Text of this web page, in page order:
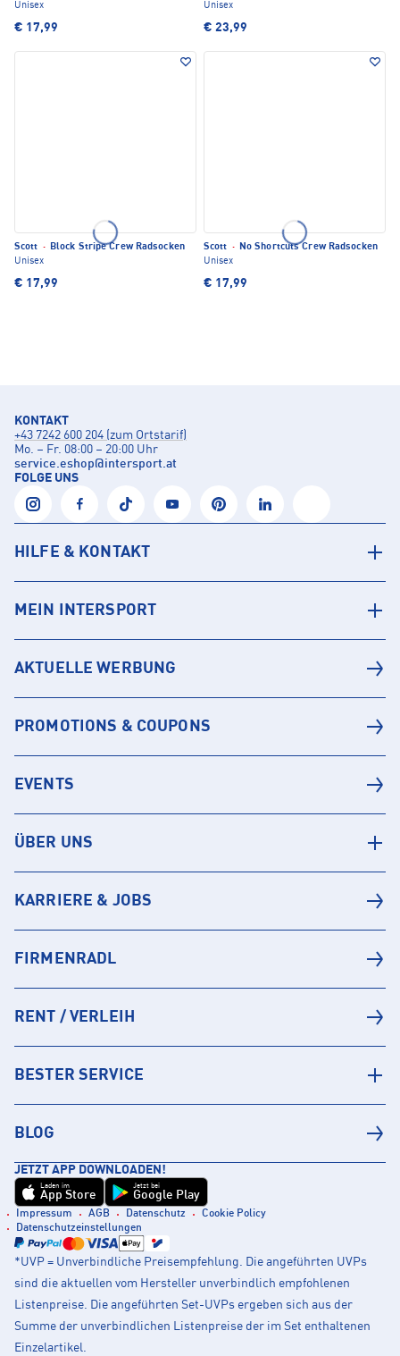
Unisex
€ 17,99
Unisex
€ 23,99
Scott · Block Stripe Crew Radsocken
Unisex
€ 17,99
Scott · No Shortcuts Crew Radsocken
Unisex
€ 17,99
KONTAKT
+43 7242 600 204 (zum Ortstarif)
Mo. – Fr. 08:00 – 20:00 Uhr
service.eshop@intersport.at
FOLGE UNS
HILFE & KONTAKT
MEIN INTERSPORT
AKTUELLE WERBUNG
PROMOTIONS & COUPONS
EVENTS
ÜBER UNS
KARRIERE & JOBS
FIRMENRADL
RENT / VERLEIH
BESTER SERVICE
BLOG
JETZT APP DOWNLOADEN!
Laden im
App Store
Jetzt bei
Google Play
Impressum AGB Datenschutz
Cookie Policy
Datenschutzeinstellungen
*UVP = Unverbindliche Preisempfehlung. Die angeführten UVPs
sind die aktuellen vom Hersteller unverbindlich empfohlenen
Listenpreise. Die angeführten Set-UVPs ergeben sich aus der
Summe der unverbindlichen Listenpreise der im Set enthaltenen
Einzelartikel.